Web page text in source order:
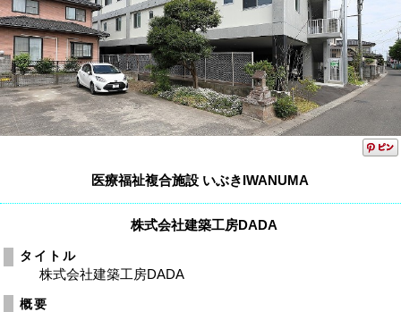
医療福祉複合施設 いぶきIWANUMA
株式会社建築工房DADA
タイトル
株式会社建築工房DADA
概要